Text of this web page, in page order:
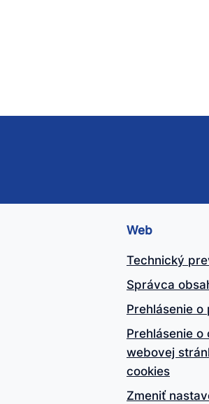
Web
Technický
Správca
Prehlásenie
Prehlásenie
webovej
cookies
Zmeniť